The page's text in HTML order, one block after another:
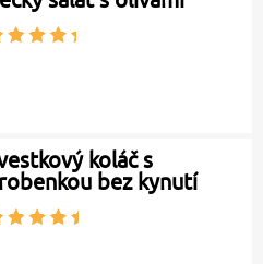
koláč s
bez kynutí